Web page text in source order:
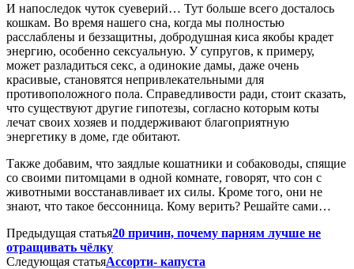
И напоследок чуток суеверий… Тут больше всего досталось
кошкам. Во время нашего сна, когда мы полностью
расслаблены и беззащитны, добродушная киса якобы крадет
энергию, особенно сексуальную. У супругов, к примеру,
может разладиться секс, а одинокие дамы, даже очень
красивые, становятся непривлекательными для
противоположного пола. Справедливости ради, стоит сказать,
что существуют другие гипотезы, согласно которым коты
лечат своих хозяев и поддерживают благоприятную
энергетику в доме, где обитают.
Также добавим, что заядлые кошатники и собаководы, спящие
со своими питомцами в одной комнате, говорят, что сон с
животными восстанавливает их силы. Кроме того, они не
знают, что такое бессонница. Кому верить? Решайте сами…
Предыдущая статья20 причин, почему парням лучше не
отращивать чёлку
Следующая статьяАссорти- капуста